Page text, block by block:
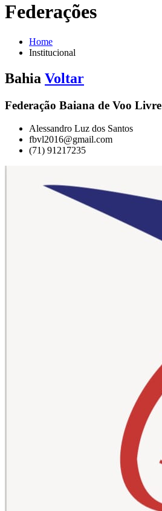
Federações
Home
Institucional
Bahia Voltar
Federação Baiana de Voo Livre
Alessandro Luz dos Santos
fbvl2016@gmail.com
(71) 91217235